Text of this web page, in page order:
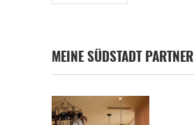
MEINE SÜDSTADT PARTNER